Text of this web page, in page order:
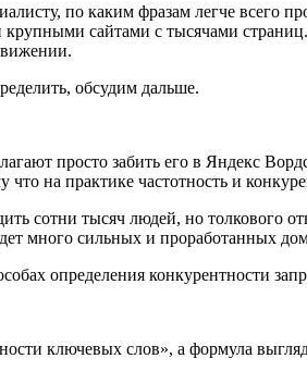
по каким фразам легче всего
крупными сайтами с тысячами
обсудим дальше.
просто забить его в Яндекс
на практике частотность и
сотни тысяч людей, но толкового
много сильных и проработанных
определения конкурентности
ключевых слов», а формула